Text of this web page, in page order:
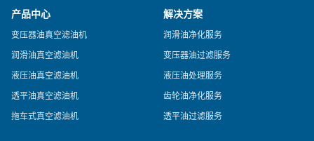
产品中心
变压器油真空滤油机
润滑油真空滤油机
液压油真空滤油机
透平油真空滤油机
拖车式真空滤油机
解决方案
润滑油净化服务
变压器油过滤服务
液压油处理服务
齿轮油净化服务
透平油过滤服务